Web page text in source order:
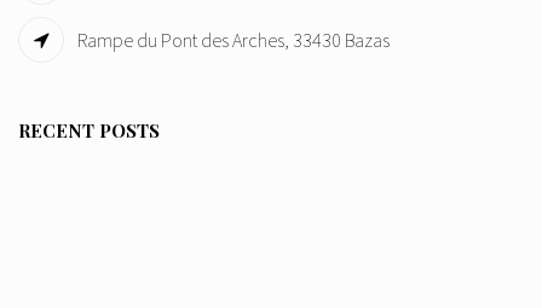
Rampe du Pont des Arches, 33430 Bazas
RECENT POSTS